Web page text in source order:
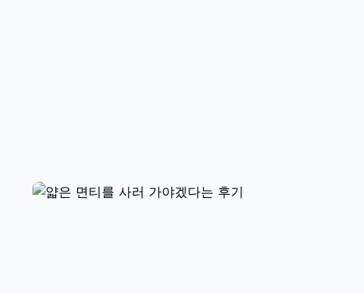
옷 입을 때 신경이 덜 쓰일 것 같습니
다